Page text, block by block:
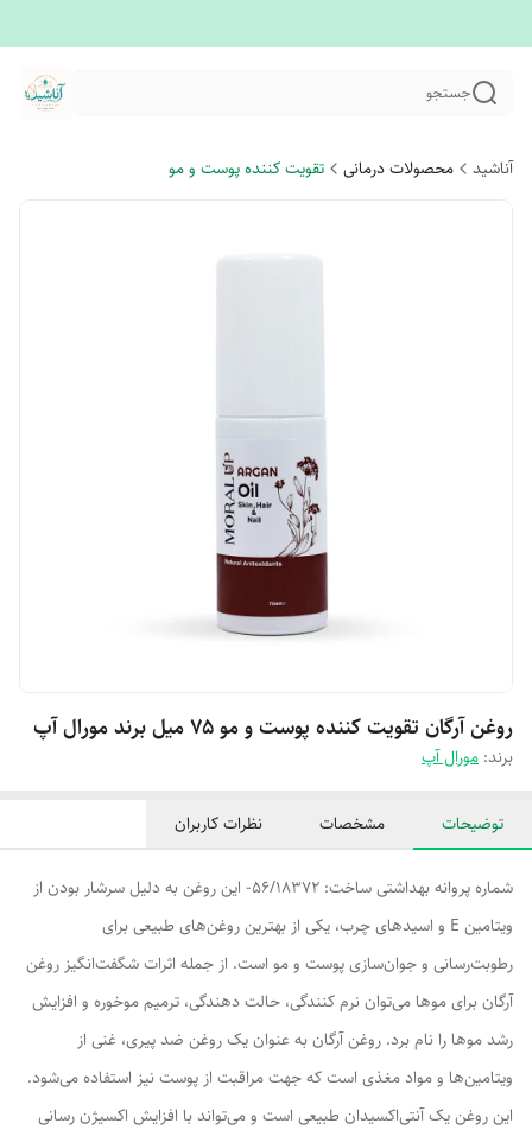
جستجو
آناشید محصولات درمانی تقویت کننده پوست و مو
روغن آرگان تقویت کننده پوست و مو ۷۵ میل برند مورال آپ
برند: مورال آپ
توضیحات مشخصات نظرات کاربران
شماره پروانه بهداشتی ساخت: 56/18372- این روغن به دلیل سرشار بودن از
ویتامین E و اسیدهای چرب، یکی از بهترین روغن‌های طبیعی برای
رطوبت‌رسانی و جوان‌سازی پوست و مو است. از جمله اثرات شگفت‌انگیز روغن
آرگان برای موها می‌توان نرم کنندگی، حالت دهندگی، ترمیم موخوره و افزایش
رشد مو‌ها را نام برد. روغن آرگان به عنوان یک روغن ضد پیری‌، غنی از
ویتامین‌ها و مواد مغذی است که جهت مراقبت از پوست نیز استفاده می‌شود.
این روغن یک آنتی‌‌اکسیدان طبیعی است و می‌تواند با افزایش اکسیژن‌ رسانی